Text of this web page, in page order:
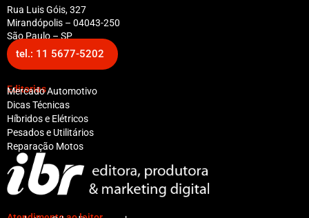
Rua Luis Góis, 327
Mirandópolis – 04043-250
São Paulo – SP
tel.: 11 5677-5202
Editorias
Mercado Automotivo
Dicas Técnicas
Híbridos e Elétricos
Pesados e Utilitários
Reparação Motos